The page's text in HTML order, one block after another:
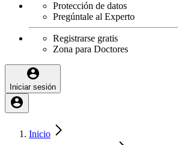
Protección de datos
Pregúntale al Experto
Registrarse gratis
Zona para Doctores
Iniciar sesión
Inicio